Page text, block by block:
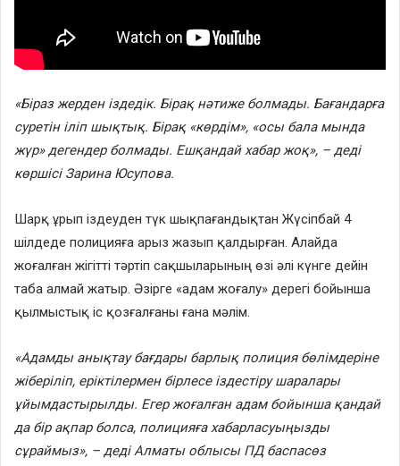
«Біраз жерден іздедік. Бірақ нәтиже болмады. Бағандарға
суретін іліп шықтық. Бірақ «көрдім», «осы бала мында
жүр» дегендер болмады. Ешқандай хабар жоқ», – деді
көршісі Зарина Юсупова.
Шарқ ұрып іздеуден түк шықпағандықтан Жүсіпбай 4
шілдеде полицияға арыз жазып қалдырған. Алайда
жоғалған жігітті тәртіп сақшыларының өзі әлі күнге дейін
таба алмай жатыр. Әзірге «адам жоғалу» дерегі бойынша
қылмыстық іс қозғалғаны ғана мәлім.
«Адамды анықтау бағдары барлық полиция бөлімдеріне
жіберіліп, еріктілермен бірлесе іздестіру шаралары
ұйымдастырылды. Егер жоғалған адам бойынша қандай
да бір ақпар болса, полицияға хабарласуыңызды
сұраймыз», – деді Алматы облысы ПД баспасөз